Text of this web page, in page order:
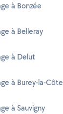
à Bonzée
à Belleray
à Delut
à Burey-la-Côte
à Sauvigny